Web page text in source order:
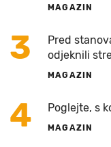
MAGAZIN
3
Pred
odjeknili
MAGAZIN
4 Poglejte, s
MAGAZIN